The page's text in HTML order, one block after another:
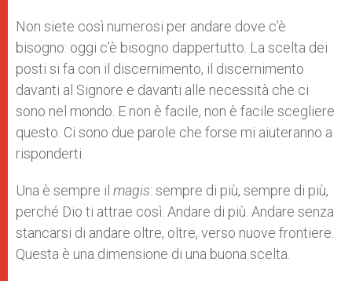
Non siete così numerosi per andare dove c’è
bisogno: oggi c’è bisogno dappertutto. La scelta dei
posti si fa con il discernimento, il discernimento
davanti al Signore e davanti alle necessità che ci
sono nel mondo. E non è facile, non è facile scegliere
questo. Ci sono due parole che forse mi aiuteranno a
risponderti.
Una è sempre il magis: sempre di più, sempre di più,
perché Dio ti attrae così. Andare di più. Andare senza
stancarsi di andare oltre, oltre, verso nuove frontiere.
Questa è una dimensione di una buona scelta.